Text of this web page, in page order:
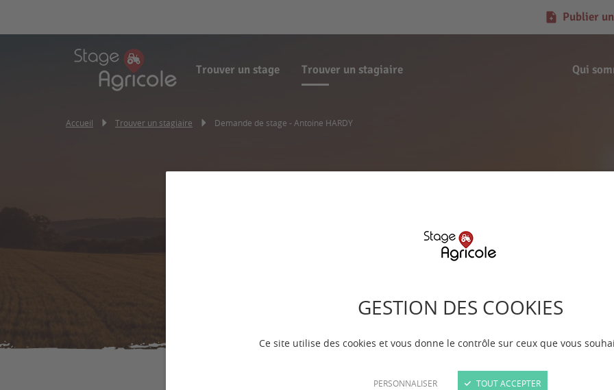
GESTION DES COOKIES
Ce site utilise des cookies et vous donne le contrôle sur ceux que vous
PERSONNALISER TOUT ACCEPTER
Trouver un stage Trouver un stagiaire Qui
Publier
Accueil Trouver un stagiaire Demande de stage - Antoine HARDY
Antoine HARDY